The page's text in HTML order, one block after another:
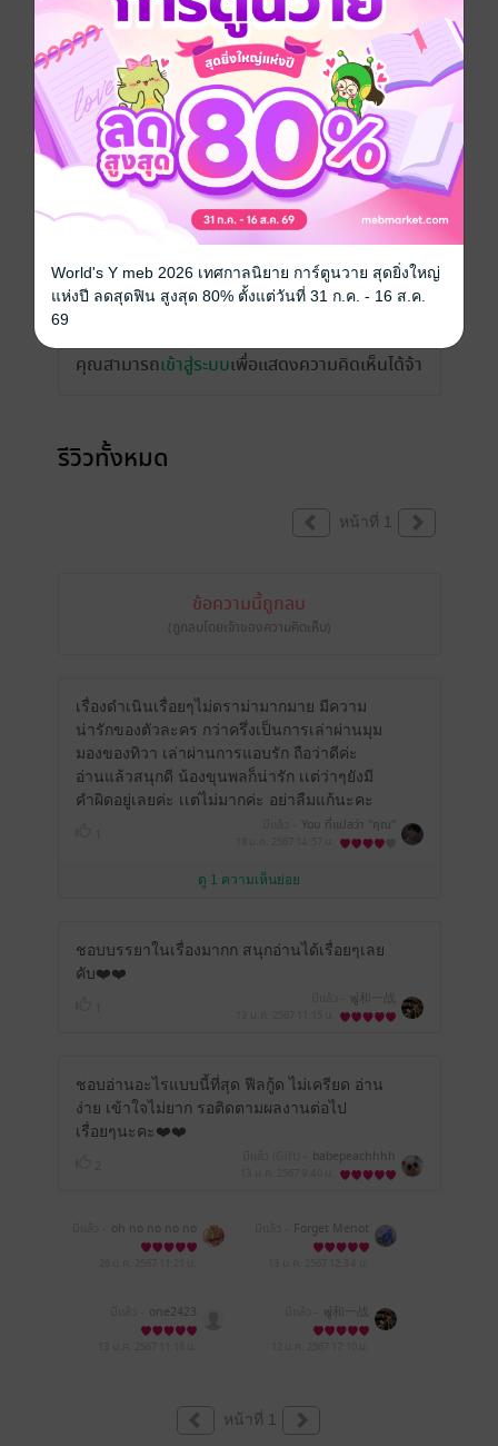
เรื่องที่คุณน่าจะสนใจ
เขียนรีวิวและให้เรตติ้ง
คุณสามารถเข้าสู่ระบบเพื่อแสดงความคิดเห็นได้จ้า
รีวิวทั้งหมด
หน้าที่ 1
ข้อความนี้ถูกลบ
(ถูกลบโดยเจ้าของความคิดเห็น)
เรื่องดำเนินเรื่อยๆไม่ดราม่ามากมาย มีความ
น่ารักของตัวละคร กว่าครึ่งเป็นการเล่าผ่านมุม
มองของทิวา เล่าผ่านการแอบรัก ถือว่าดีค่ะ
อ่านแล้วสนุกดี น้องขุนพลก็น่ารัก เเต่ว่าๆยังมี
คำผิดอยู่เลยค่ะ เเต่ไม่มากค่ะ อย่าลืมแก้นะคะ
You ที่แปลว่า "คุณ"
ดู 1 ความเห็นย่อย
ชอบบรรยาในเรื่องมากก สนุกอ่านได้เรื่อยๆเลย
คับ❤️❤️
พู่和一战
ชอบอ่านอะไรแบบนี้ที่สุด ฟีลกู้ด ไม่เครียด อ่าน
ง่าย เข้าใจไม่ยาก รอติดตามผลงานต่อไป
เรื่อยๆนะคะ❤️❤️
babepeachhhh
oh no no no no
ooo
Forget Menot
one2423 พู่和一战
หน้าที่ 1
World's Y meb 2026 เทศกาลนิยาย การ์ตูนวาย สุดยิ่งใหญ่
แห่งปี ลดสุดฟิน สูงสุด 80% ตั้งแต่วันที่ 31 ก.ค. - 16 ส.ค.
69